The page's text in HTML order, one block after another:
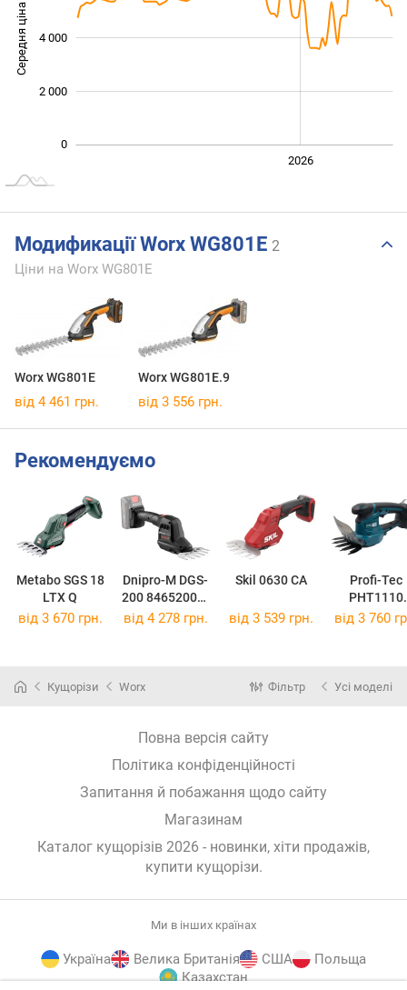
Середня ціна 1 000
0
2 000
4 000
2026
Модификації Worx WG801E 2
Ціни на Worx WG801E
Worx WG801E Worx WG801E.9
від 4 461 грн. від 3 556 грн.
Рекомендуємо
Metabo SGS 18
LTX Q
Dnipro-M DGS-
200 84652000-
1
Skil 0630 CA
Profi-Tec
PHT1110
006567
від 3 670 грн. від 4 278 грн. від 3 539 грн. від 3 760
Кущорізи Worx Фільтр Усі моделі
Повна версія сайту
Політика конфіденційності
Запитання й побажання щодо сайту
Магазинам
Каталог кущорізів 2026 - новинки, хіти продажів,
купити кущорізи.
Ми в інших країнах
Україна Велика Британія США
Польща
Казахстан